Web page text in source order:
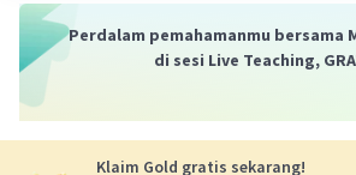
Perdalam pemahamanmu bersama
di sesi Live Teaching,
Klaim Gold gratis sekarang!